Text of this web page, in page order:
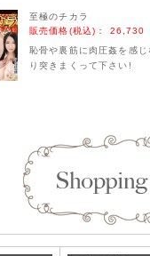
至極のチカラ
販売価格(税込)： 26,730
恥骨や裏筋に肉圧姦を感
り突きまくって下さい!